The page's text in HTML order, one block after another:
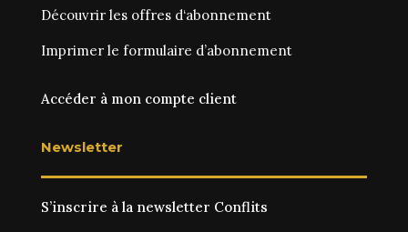
Découvrir les offres d‘abonnement
Imprimer le formulaire d’abonnement
Accéder à mon compte client
Newsletter
S’inscrire à la newsletter Conflits